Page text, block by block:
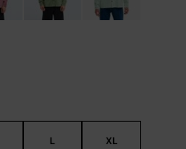
L XL